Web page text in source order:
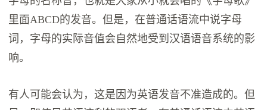
里面ABCD的发音。但是，在普通话语流中说字母
词，字母的实际音值会自然地受到汉语语音系统的影
响。
有人可能会认为，这是因为英语发音不准造成的。但